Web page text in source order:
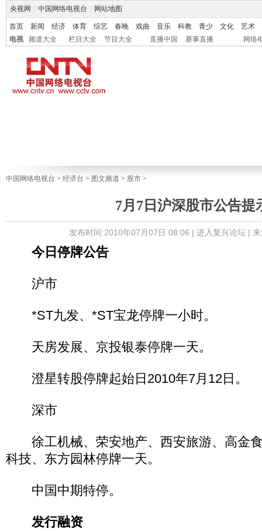
央视网 中国网络电视台 网站地图
首页 新闻 经济 体育 综艺 春晚 戏曲 音乐 科教 青少 文化
艺术
电视
频道大全 栏目大全 节目大全 直播中国 赛事直播 网络
中国网络电视台 > 经济台 > 图文频道 > 股市 >
7月7日沪深股市公告提
发布时间:2010年07月07日 08:06 | 进入复兴论坛| 来
今日停牌公告
沪市
*ST九发、*ST宝龙停牌一小时。
天房发展、京投银泰停牌一天。
澄星转股停牌起始日2010年7月12日。
深市
徐工机械、荣安地产、西安旅游、高金
科技、东方园林停牌一天。
中国中期特停。
发行融资